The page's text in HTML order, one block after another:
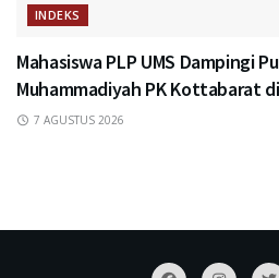
INDEKS
Mahasiswa PLP UMS Dampingi
Muhammadiyah PK Kottabarat
7 AGUSTUS 2026